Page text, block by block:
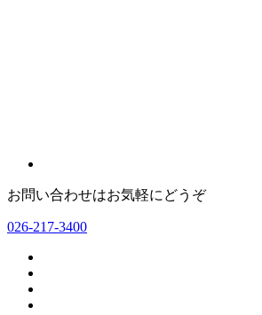
お問い合わせはお気軽にどうぞ
026-217-3400